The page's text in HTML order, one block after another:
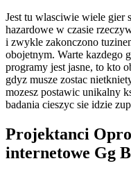
Jest tu wlasciwie wiele gier
hazardowe w czasie
i zwykle zakonczono
obojetnym. Warte kazdego
programy jest jasne, to kto
gdyz musze zostac
mozesz postawic unikalny
badania cieszyc sie idzie
Projektanci
internetowe Gg